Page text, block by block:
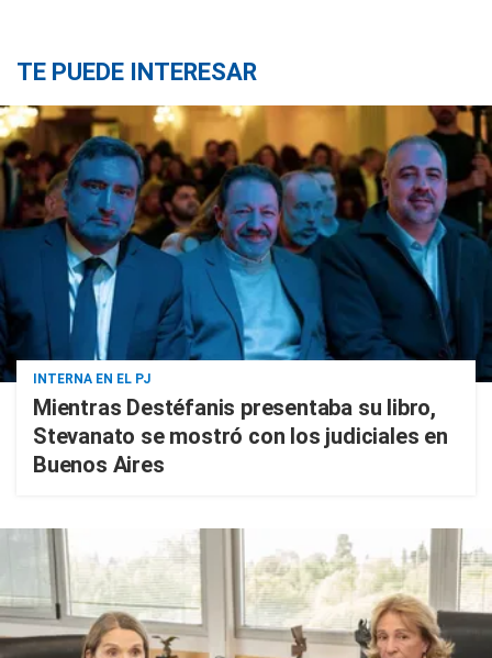
TE PUEDE INTERESAR
INTERNA EN EL PJ
Mientras Destéfanis presentaba su libro,
Stevanato se mostró con los judiciales en
Buenos Aires